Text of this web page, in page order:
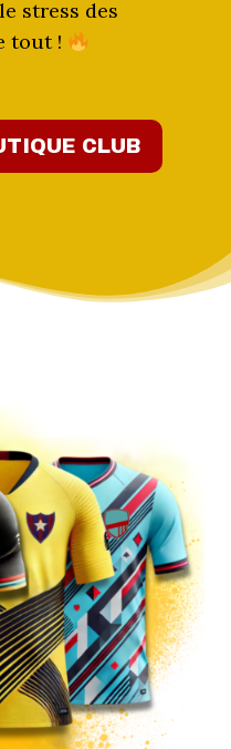
stress des
tout !
CLUB